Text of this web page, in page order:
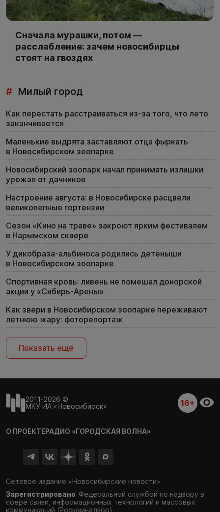
Сначала мурашки, потом —
расслабление: зачем новосибирцы
стоят на гвоздях
# Милый город
Как перестать расстраиваться из-за того, что лето
заканчивается
Маленькие выдрята заставляют отца фыркать
в Новосибирском зоопарке
Новосибирский зоопарк начал принимать излишки
урожая от дачников
Настроение августа: в Новосибирске расцвели
великолепные гортензии
Сезон «Кино на траве» закроют ярким фестивалем
в Нарымском сквере
У дикобраза-альбиноса родились детёныши
в Новосибирском зоопарке
Спортивная кровь: ливень не помешал донорской
акции у «Сибирь-Арены»
Как звери в Новосибирском зоопарке переживают
летнюю жару: фоторепортаж
Показать ещё
2011-2026 ©
МКУ ИА «Новосибирск»
16+
О ПРОЕКТЕРАДИО «ГОРОДСКАЯ ВОЛНА»
Сетевое издание «Новосибирские новости»
Зарегистрировано Федеральной службой по надзору в
сфере связи, информационных технологий и массовых
коммуникаций (Роскомнадзор)